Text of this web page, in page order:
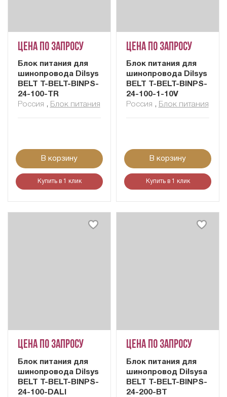
Цена по запросу
Блок питания для
шинопровода Dilsys
BELT T-BELT-BINPS-
24-100-TR
Россия , Блок питания
В корзину
Купить в 1 клик
Цена по запросу
Блок питания для
шинопровода Dilsys
BELT T-BELT-BINPS-
24-100-1-10V
Россия , Блок питания
В корзину
Купить в 1 клик
Цена по запросу
Блок питания для
шинопровода Dilsys
BELT T-BELT-BINPS-
24-100-DALI
Цена по запросу
Блок питания для
шинопровод Dilsysа
BELT T-BELT-BINPS-
24-200-BT